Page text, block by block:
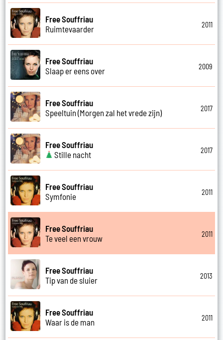
Free Souffriau
Ruimtevaarder
2011
Free Souffriau
Slaap er eens over
2009
Free Souffriau
Speeltuin (Morgen zal het vrede zijn)
2017
Free Souffriau
Stille nacht
2017
Free Souffriau
Symfonie
2011
Free Souffriau
Te veel een vrouw
2011
Free Souffriau
Tip van de sluier
2013
Free Souffriau
Waar is de man
2011